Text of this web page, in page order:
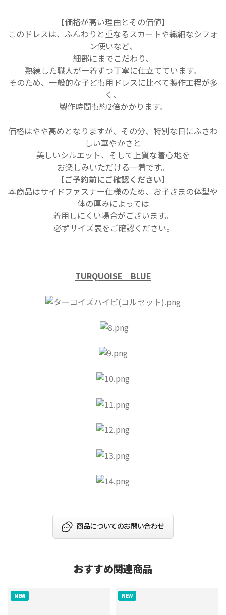
【価格が高い理由とその価値】
このドレスは、ふんわりと重なるスカートや繊細なシフォ
ン使いなど、
細部にまでこだわり、
熟練した職人が一着ずつ丁寧に仕立てています。
そのため、一般的な子ども用ドレスに比べて製作工程が多
く、
製作時間も約2倍かかります。
価格はやや高めとなりますが、その分、特別な日にふさわ
しい華やかさと
美しいシルエット、 そして上質な着心地を
お楽しみいただける一着です。
【ご予約前にご確認ください】
本商品はサイドファスナー仕様のため、お子さまの体型や
体の厚みによっては
着用しにくい場合がございます。
必ずサイズ表をご確認ください。
TURQUOISE BLUE
商品についてのお問い合わせ
おすすめ関連商品
NEW NEW